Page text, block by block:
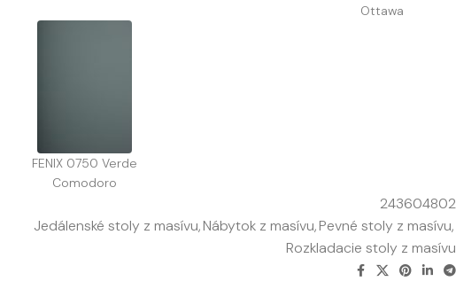
Ottawa
FENIX 0750 Verde
Comodoro
243604802
Jedálenské stoly z masívu,Nábytok z masívu,Pevné stoly z masívu,
Rozkladacie stoly z masívu